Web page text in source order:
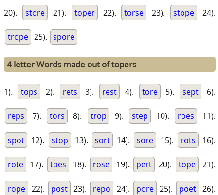
20). store 21). toper 22). torse 23). stope 24).
trope 25). spore
4 letter Words made out of topers
1). tops 2). rets 3). rest 4). tore 5). sept 6).
reps 7). tors 8). trop 9). step 10). roes 11).
spot 12). stop 13). sort 14). sore 15). rots 16).
rote 17). toes 18). rose 19). pert 20). tope 21).
rope 22). post 23). repo 24). pore 25). poet 26).